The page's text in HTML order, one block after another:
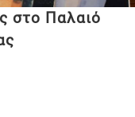
στο Παλαιό